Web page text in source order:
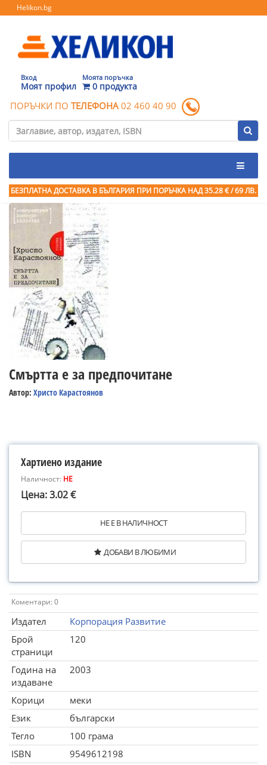
Helikon.bg
Вход
Моят профил
Моята поръчка
0 продукта
ПОРЪЧКИ ПО ТЕЛЕФОНА 02 460 40 90
БЕЗПЛАТНА ДОСТАВКА В БЪЛГАРИЯ ПРИ ПОРЪЧКА НАД 35.28 € / 69 ЛВ.
Смъртта е за предпочитане
Автор: Христо Карастоянов
Хартиено издание
Наличност: НЕ
Цена: 3.02 €
НЕ Е В НАЛИЧНОСТ
ДОБАВИ В ЛЮБИМИ
Коментари: 0
Издател
Корпорация Развитие
Брой
страници
120
Година на
издаване
2003
Корици
меки
Език
български
Тегло
100 грама
ISBN
9549612198